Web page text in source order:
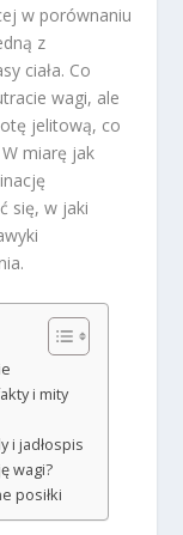
w porównaniu
z
ciała. Co
wagi, ale
jelitową, co
miarę jak
się, w jaki
i mity
i jadłospis
wagi?
posiłki